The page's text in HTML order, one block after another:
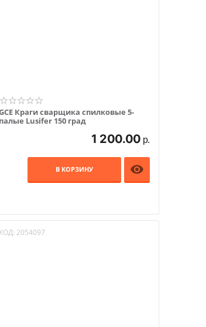
Краги сварщика спилковые 5-
палые Lusifer 150 град
1 200.00 р.
В КОРЗИНУ 
КОД: 2054097